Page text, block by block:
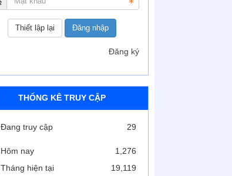
Đăng nhập
Đăng ký
THỐNG KÊ TRUY CẬP
Đang truy cập 29
Hôm nay
1,276
Tháng hiện tại
19,119